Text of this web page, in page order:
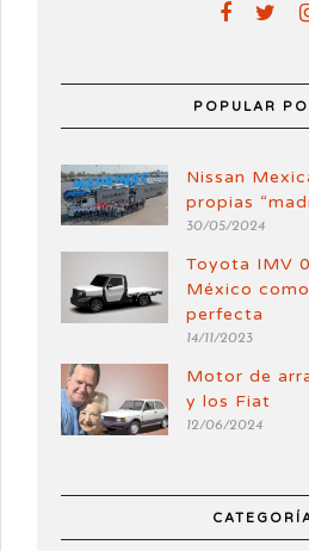
POPULAR
Nissan
propias
30/05/2024
Toyota IMV
México
perfecta
14/11/2023
Motor de
y los Fiat
12/06/2024